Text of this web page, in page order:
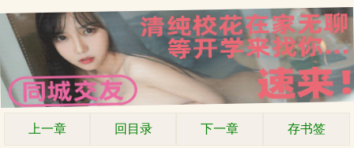
上一章 回目录 下一章 存书签